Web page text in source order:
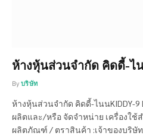
ห้างหุ้นส่วนจำกัด คิดดี้-ไ
By บริษัท
ห้างหุ้นส่วนจำกัด คิดดี้-ไนนKIDDY-9
ผลิตและ/หรือ จัดจำหน่าย เครื่องใช้
ผลิตภัณฑ์ / ตราสินค้า :เจ้าของบริษั